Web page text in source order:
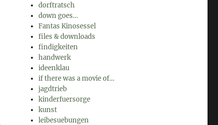
dorftratsch
down goes…
Fantas Kinosessel
files & downloads
findigkeiten
handwerk
ideenklau
if there was a movie of…
jagdtrieb
kinderfuersorge
kunst
leibesuebungen